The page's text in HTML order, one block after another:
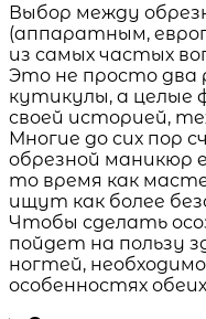
Выбор между
(аппаратным,
из самых частых
Это не просто два
кутикулы, а целые
своей историей,
Многие до сих пор
обрезной маникюр
то время как
ищут как более
Чтобы сделать
пойдет на пользу
ногтей,
особенностях